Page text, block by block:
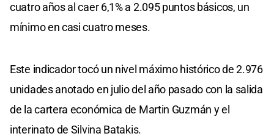
cuatro años al caer 6,1% a 2.095 puntos básicos, un
mínimo en casi cuatro meses.
Este indicador tocó un nivel máximo histórico de 2.976
unidades anotado en julio del año pasado con la salida
de la cartera económica de Martin Guzmán y el
interinato de Silvina Batakis.